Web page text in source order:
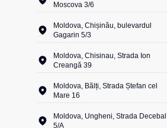
Moscova 3/6
Moldova, Chișinău, bulevardul
Gagarin 5/3
Moldova, Chisinau, Strada Ion
Creangă 39
Moldova, Bălți, Strada Ștefan cel
Mare 16
Moldova, Ungheni, Strada Decebal
5/A